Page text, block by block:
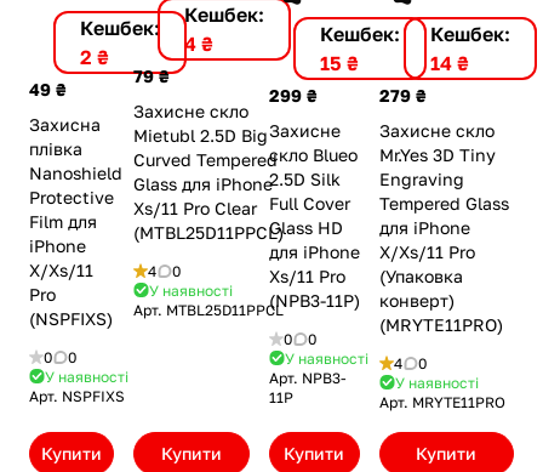
Кешбек:
2 ₴
49 ₴
Захисна
плівка
Nanoshield
Protective
Film для
iPhone
X/Xs/11
Pro
(NSPFIXS)
0
0
У наявності
Арт. NSPFIXS
Купити
Кешбек:
4 ₴
79 ₴
Захисне скло
Mietubl 2.5D Big
Curved Tempered
Glass для iPhone
Xs/11 Pro Clear
(MTBL25D11PPCL)
4
0
У наявності
Арт. MTBL25D11PPCL
Купити
Кешбек:
15 ₴
299 ₴
Захисне
скло Blueo
2.5D Silk
Full Cover
Glass HD
для iPhone
Xs/11 Pro
(NPB3-11P)
0
0
У наявності
Арт. NPB3-
11P
Купити
Кешбек:
14 ₴
279 ₴
Захисне скло
Mr.Yes 3D Tiny
Engraving
Tempered Glass
для iPhone
X/Xs/11 Pro
(Упаковка
конверт)
(MRYTE11PRO)
4
0
У наявності
Арт. MRYTE11PRO
Купити